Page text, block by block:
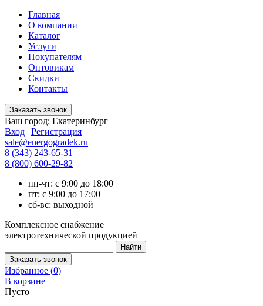
Главная
О компании
Каталог
Услуги
Покупателям
Оптовикам
Скидки
Контакты
Ваш город: Екатеринбург
Вход | Регистрация
sale@energogradek.ru
8 (343) 243-65-31
8 (800) 600-29-82
пн-чт: с 9:00 до 18:00
пт: с 9:00 до 17:00
сб-вс: выходной
Комплексное снабжение
электротехнической продукцией
Избранное (0)
В корзине
Пусто